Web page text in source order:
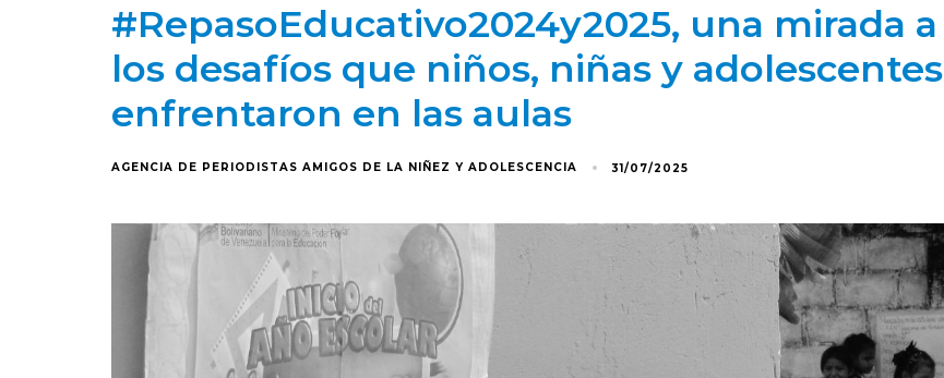
#RepasoEducativo2024y2025, una mirada a
los desafíos que niños, niñas y adolescentes
enfrentaron en las aulas
AGENCIA DE PERIODISTAS AMIGOS DE LA NIÑEZ Y ADOLESCENCIA 31/07/2025